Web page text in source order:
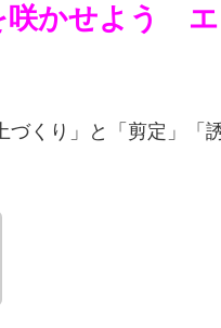
咲かせよう
くり」と「剪定」「